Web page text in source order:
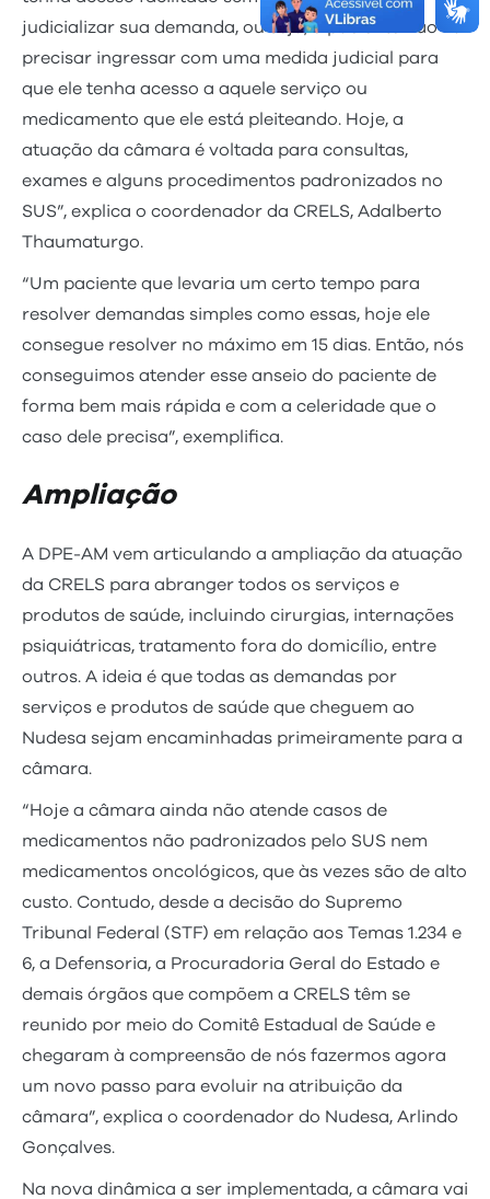
judicializar sua demanda, ou seja, o paciente não vai
precisar ingressar com uma medida judicial para
que ele tenha acesso a aquele serviço ou
medicamento que ele está pleiteando. Hoje, a
atuação da câmara é voltada para consultas,
exames e alguns procedimentos padronizados no
SUS”, explica o coordenador da CRELS, Adalberto
Thaumaturgo.
“Um paciente que levaria um certo tempo para
resolver demandas simples como essas, hoje ele
consegue resolver no máximo em 15 dias. Então, nós
conseguimos atender esse anseio do paciente de
forma bem mais rápida e com a celeridade que o
caso dele precisa”, exemplifica.
Ampliação
A DPE-AM vem articulando a ampliação da atuação
da CRELS para abranger todos os serviços e
produtos de saúde, incluindo cirurgias, internações
psiquiátricas, tratamento fora do domicílio, entre
outros. A ideia é que todas as demandas por
serviços e produtos de saúde que cheguem ao
Nudesa sejam encaminhadas primeiramente para a
câmara.
“Hoje a câmara ainda não atende casos de
medicamentos não padronizados pelo SUS nem
medicamentos oncológicos, que às vezes são de alto
custo. Contudo, desde a decisão do Supremo
Tribunal Federal (STF) em relação aos Temas 1.234 e
6, a Defensoria, a Procuradoria Geral do Estado e
demais órgãos que compõem a CRELS têm se
reunido por meio do Comitê Estadual de Saúde e
chegaram à compreensão de nós fazermos agora
um novo passo para evoluir na atribuição da
câmara”, explica o coordenador do Nudesa, Arlindo
Gonçalves.
Na nova dinâmica a ser implementada, a câmara vai